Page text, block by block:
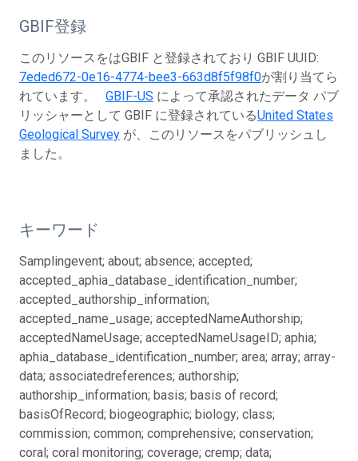
GBIF登録
このリソースをはGBIF と登録されており GBIF UUID:
7eded672-0e16-4774-bee3-663d8f5f98f0が割り当てら
れています。 GBIF-US によって承認されたデータ パブ
リッシャーとして GBIF に登録されているUnited States
Geological Survey が、このリソースをパブリッシュし
ました。
キーワード
Samplingevent; about; absence; accepted;
accepted_aphia_database_identification_number;
accepted_authorship_information;
accepted_name_usage; acceptedNameAuthorship;
acceptedNameUsage; acceptedNameUsageID; aphia;
aphia_database_identification_number; area; array; array-
data; associatedreferences; authorship;
authorship_information; basis; basis of record;
basisOfRecord; biogeographic; biology; class;
commission; common; comprehensive; conservation;
coral; coral monitoring; coverage; cremp; data;